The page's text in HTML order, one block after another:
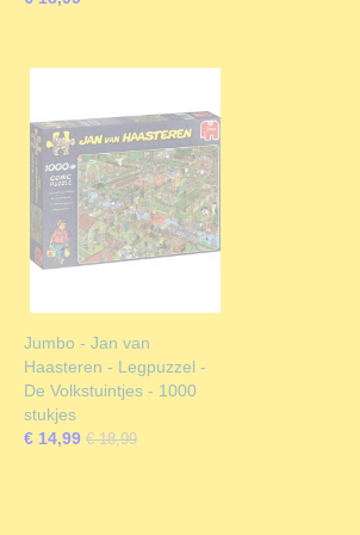
Jumbo - Jan van
Haasteren - Legpuzzel -
De Volkstuintjes - 1000
stukjes
€ 14,99 € 18,99